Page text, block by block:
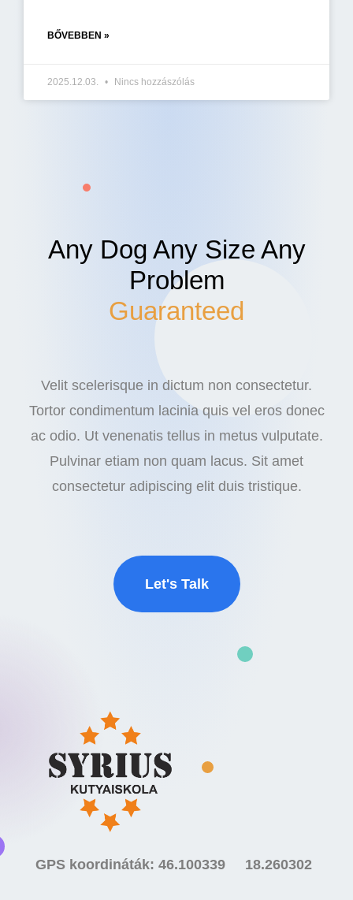
BŐVEBBEN »
2025.12.03. Nincs hozzászólás
Any Dog Any Size Any
Problem
Guaranteed
Velit scelerisque in dictum non consectetur.
Tortor condimentum lacinia quis vel eros donec
ac odio. Ut venenatis tellus in metus vulputate.
Pulvinar etiam non quam lacus. Sit amet
consectetur adipiscing elit duis tristique.
Let's Talk
GPS koordináták: 46.100339 18.260302